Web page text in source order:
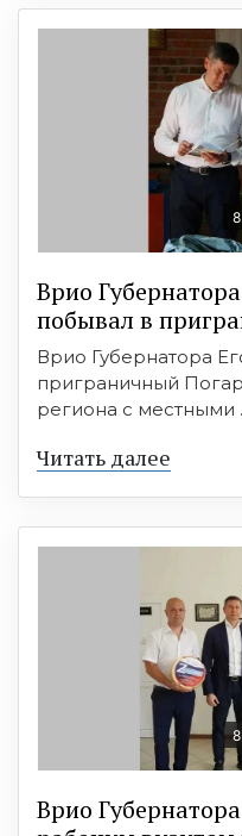
Врио
побывал в
Врио Губернатора
приграничный
региона с местными
Читать далее
Врио